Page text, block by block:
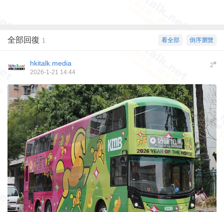
倒序瀏覽
看全部
全部回復 1
2#
hkitalk.media
2026-1-21 14:44